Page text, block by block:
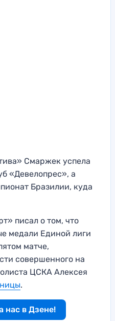
Смаржек успела
«Девелопрес», а
Бразилии, куда
писал о том, что
медали Единой лиги
матче,
совершенного на
ЦСКА Алексея
.
нас в Дзене!